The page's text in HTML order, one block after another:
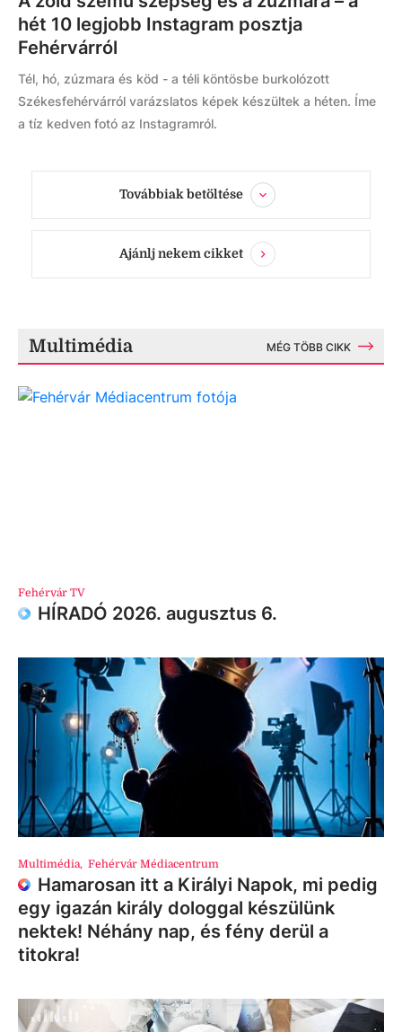
hét 10 legjobb Instagram posztja
Fehérvárról
Tél, hó, zúzmara és köd - a téli köntösbe burkolózott
Székesfehérvárról varázslatos képek készültek a héten. Íme
a tíz kedven fotó az Instagramról.
Továbbiak betöltése
Ajánlj nekem cikket
Multimédia MÉG TÖBB CIKK
Fehérvár TV
HÍRADÓ 2026. augusztus 6.
Multimédia, Fehérvár Médiacentrum
Hamarosan itt a Királyi Napok, mi pedig
egy igazán király dologgal készülünk
nektek! Néhány nap, és fény derül a
titokra!